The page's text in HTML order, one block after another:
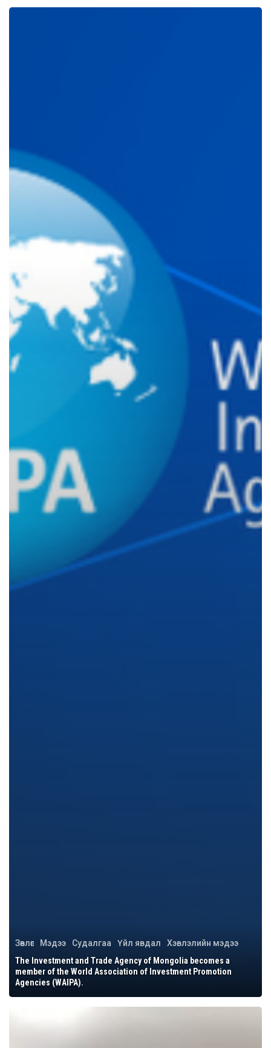
Зөвлөгөө Мэдээ Судалгаа Үйл явдал
Хэвлэлийн мэдээ
The Investment and Trade Agency of Mongolia becomes a
member of the World Association of Investment Promotion
Agencies (WAIPA).